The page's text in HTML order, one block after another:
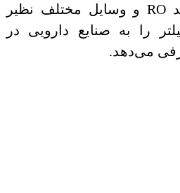
توسعه یافته مانند RO و وسایل مختلف نظیر
را به صنایع دارویی در
می‌دهد.